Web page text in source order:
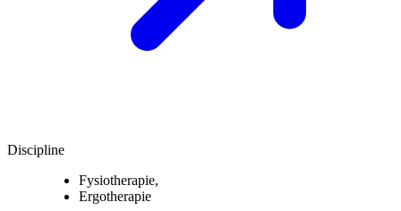
Discipline
Fysiotherapie,
Ergotherapie